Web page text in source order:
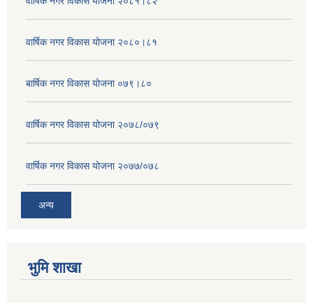
वार्षिक नगर विकास योजना २०८०।८१
बार्षिक नगर विकास योजना ०७९।८०
वार्षिक नगर विकास योजना २०७८/०७९
वार्षिक नगर विकास योजना २०७७/०७८
अन्य
भुमि शाखा